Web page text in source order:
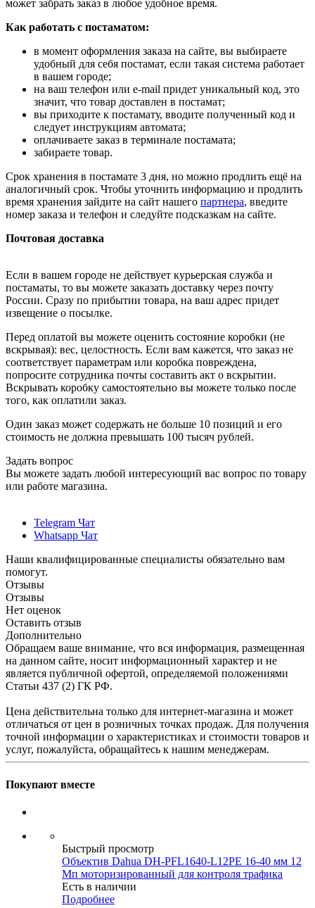
может забрать заказ в любое удобное время.
Как работать с постаматом:
в момент оформления заказа на сайте, вы выбираете
удобный для себя постамат, если такая система работает
в вашем городе;
на ваш телефон или e-mail придет уникальный код, это
значит, что товар доставлен в постамат;
вы приходите к постамату, вводите полученный код и
следует инструкциям автомата;
оплачиваете заказ в терминале постамата;
забираете товар.
Срок хранения в постамате 3 дня, но можно продлить ещё на
аналогичный срок. Чтобы уточнить информацию и продлить
время хранения зайдите на сайт нашего партнера, введите
номер заказа и телефон и следуйте подсказкам на сайте.
Почтовая доставка
Если в вашем городе не действует курьерская служба и
постаматы, то вы можете заказать доставку через почту
России. Сразу по прибытии товара, на ваш адрес придет
извещение о посылке.
Перед оплатой вы можете оценить состояние коробки (не
вскрывая): вес, целостность. Если вам кажется, что заказ не
соответствует параметрам или коробка повреждена,
попросите сотрудника почты составить акт о вскрытии.
Вскрывать коробку самостоятельно вы можете только после
того, как оплатили заказ.
Один заказ может содержать не больше 10 позиций и его
стоимость не должна превышать 100 тысяч рублей.
Задать вопрос
Вы можете задать любой интересующий вас вопрос по товару
или работе магазина.
Telegram Чат
Whatsapp Чат
Наши квалифицированные специалисты обязательно вам
помогут.
Отзывы
Отзывы
Нет оценок
Оставить отзыв
Дополнительно
Обращаем ваше внимание, что вся информация, размещенная
на данном сайте, носит информационный характер и не
является публичной офертой, определяемой положениями
Статьи 437 (2) ГК РФ.
Цена действительна только для интернет-магазина и может
отличаться от цен в розничных точках продаж. Для получения
точной информации о характеристиках и стоимости товаров и
услуг, пожалуйста, обращайтесь к нашим менеджерам.
Покупают вместе
Быстрый просмотр
Объектив Dahua DH-PFL1640-L12PE 16-40 мм 12
Мп моторизированный для контроля трафика
Есть в наличии
Подробнее